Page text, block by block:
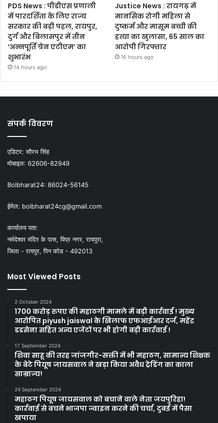
PDS News : पीडीएस प्रणाली
में पारदर्शिता के लिए राज्य
सरकार की बड़ी पहल, रायपुर,
दुर्ग और बिलासपुर में तीन
‘अन्नपूर्ति ग्रेन एटीएम’ का
शुभारंभ
14 hours ago
Justice News : रायगढ़ में
मानसिक रोगी महिला से
दुष्कर्म और मासूम बच्ची की
हत्या का खुलासा, 65 साल का
आरोपी गिरफ्तार
16 hours ago
संपर्क विवरण
एडिटर:सौरभ सिंह
मोबाइल: 62606-82949
Bolbharat24: 86024-56145
ईमेल: bolbharat24cg@gmail.com
कार्यालय पता:
नर्मदेश्वर मंदिर के पास, विप्र नगर, रायपुरा,
जिला - रायपुर, पिन कोड - 492013
Most Viewed Posts
2 October 2024
1700 करोड़ रुपए की महाठगी मामले में बड़ी कार्रवाई ! मुख्य
आरोपित piyush jaiswal के खिलाफ एफआईआर दर्ज, महेंद्र
डडसेना सहित अन्य एजेंटों पर भी होगी बड़ी कार्रवाई !
17 September 2024
शिवा साहू की तरह जांजगीर-सक्ती में भी महाठग, सामान्य शिक्षक
के बेटे पियूष जायसवाल ने खड़ा किया अवैध ट्रेडिंग का काला
साम्राज्य!
24 September 2024
महाठग पियूष जायसवाल को बचाने वाले नेता जयपुरिहा!
कार्रवाई से बचने भाजपा ज्वाइन करने की चर्चा, दुबई में पैसा
खपाया